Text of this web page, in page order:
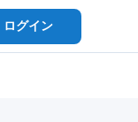
ログイン